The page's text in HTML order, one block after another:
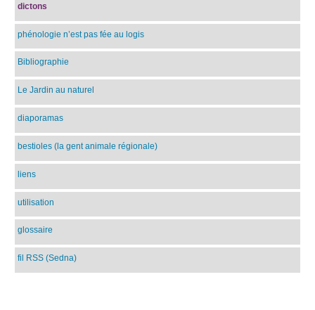
dictons
phénologie n’est pas fée au logis
Bibliographie
Le Jardin au naturel
diaporamas
bestioles (la gent animale régionale)
liens
utilisation
glossaire
fil RSS (Sedna)